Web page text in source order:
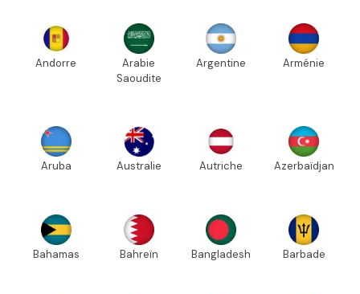
Andorre
Arabie
Saoudite
Argentine Arménie
Aruba Australie Autriche Azerbaïdjan
Bahamas Bahreïn Bangladesh Barbade